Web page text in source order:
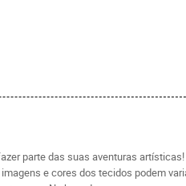
parte das suas aventuras
e cores dos tecidos podem